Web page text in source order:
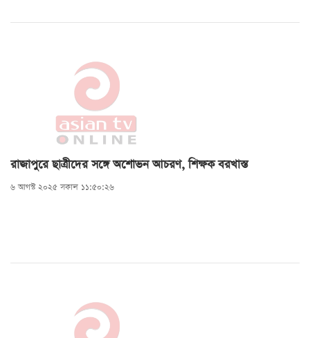
রাজাপুরে ছাত্রীদের সঙ্গে অশোভন আচরণ, শিক্ষক বরখাস্ত
৬ আগস্ট ২০২৫ সকাল ১১:৫০:২৬